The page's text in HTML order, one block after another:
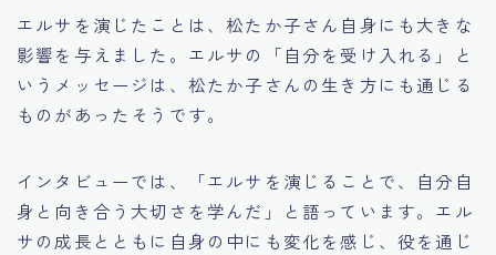
エルサを演じたことは、松たか子さん自身にも大きな
影響を与えました。エルサの「自分を受け入れる」と
いうメッセージは、松たか子さんの生き方にも通じる
ものがあったそうです。
インタビューでは、「エルサを演じることで、自分自
身と向き合う大切さを学んだ」と語っています。エル
サの成長とともに自身の中にも変化を感じ、役を通じ